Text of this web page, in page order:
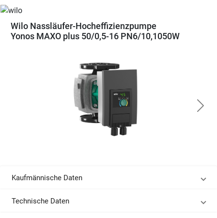
Wilo Nassläufer-Hocheffizienzpumpe
Yonos MAXO plus 50/0,5-16 PN6/10,1050W
Kaufmännische Daten
Technische Daten